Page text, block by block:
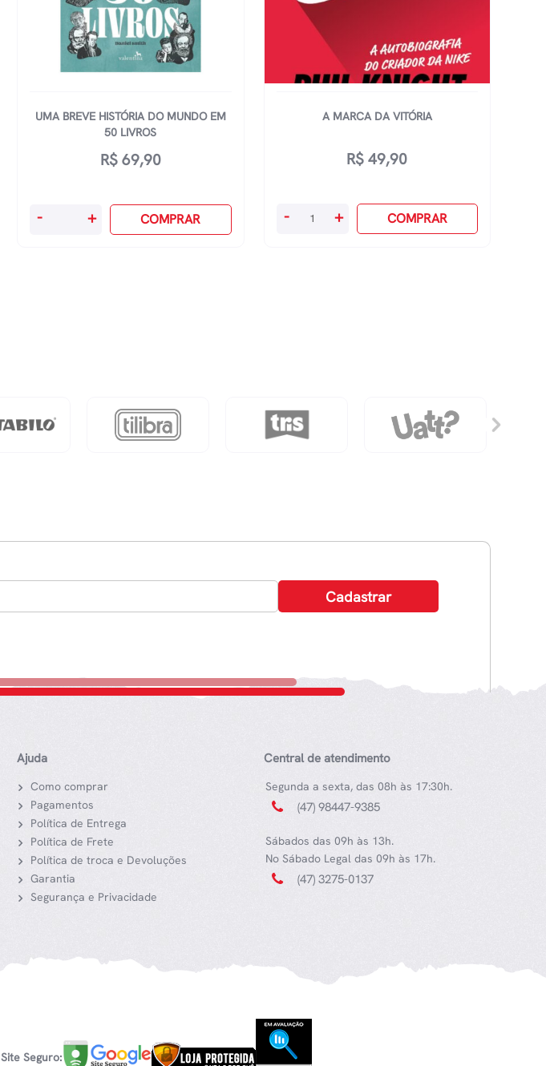
UMA BREVE HISTÓRIA DO MUNDO EM
50 LIVROS
R$69,90
Uma
- + COMPRAR
A MARCA DA VITÓRIA
R$ 49,90
- + COMPRAR
Ajuda
Como comprar
Pagamentos
Política de Entrega
Política de Frete
Política de troca e Devoluções
Garantia
Segurança e Privacidade
Central de atendimento
Segunda a sexta, das 08h às 17:30h.
(47) 98447-9385
Sábados das 09h às 13h.
No Sábado Legal das 09h às 17h.
(47) 3275-0137
Site Seguro: